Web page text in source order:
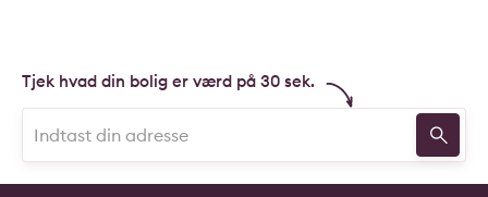
Tjek hvad din bolig er værd på 30 sek.